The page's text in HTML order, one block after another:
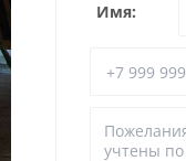
Имя: